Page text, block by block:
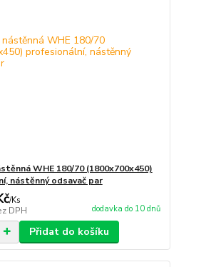
WHE 180/70 (1800x700x450)
nástěnný odsavač par
/Ks
DPH dodavka do 10 dnů
Přidat do košíku